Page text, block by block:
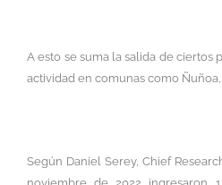
A esto se suma la salida de ciertos
actividad en comunas como
Según Daniel Serey, Chief